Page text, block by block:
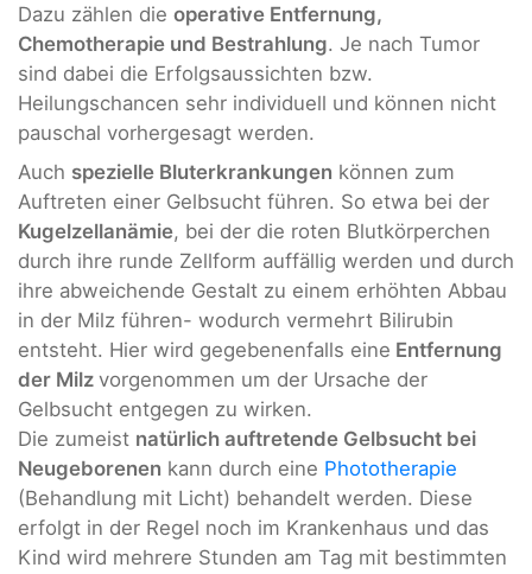
Dazu zählen die operative Entfernung,
Chemotherapie und Bestrahlung. Je nach Tumor
sind dabei die Erfolgsaussichten bzw.
Heilungschancen sehr individuell und können nicht
pauschal vorhergesagt werden.
Auch spezielle Bluterkrankungen können zum
Auftreten einer Gelbsucht führen. So etwa bei der
Kugelzellanämie, bei der die roten Blutkörperchen
durch ihre runde Zellform auffällig werden und durch
ihre abweichende Gestalt zu einem erhöhten Abbau
in der Milz führen- wodurch vermehrt Bilirubin
entsteht. Hier wird gegebenenfalls eine Entfernung
der Milz vorgenommen um der Ursache der
Gelbsucht entgegen zu wirken.
Die zumeist natürlich auftretende Gelbsucht bei
Neugeborenen kann durch eine Phototherapie
(Behandlung mit Licht) behandelt werden. Diese
erfolgt in der Regel noch im Krankenhaus und das
Kind wird mehrere Stunden am Tag mit bestimmten